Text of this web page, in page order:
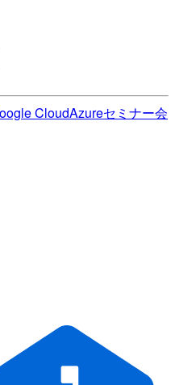
CloudAzureセミナー会